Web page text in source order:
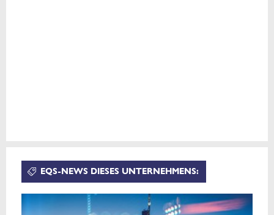
EQS-NEWS DIESES UNTERNEHMENS: